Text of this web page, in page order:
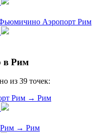
Аэропорт Рим
в Рим
из 39 точек:
Рим → Рим
Рим → Рим